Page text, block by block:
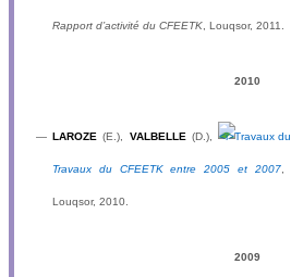
Rapport d’activité du CFEETK , Louqsor, 2011.
2010
—LAROZE (E.), VALBELLE (D.),
Travaux du CFEETK entre 2005 et 2007,
Louqsor, 2010.
2009